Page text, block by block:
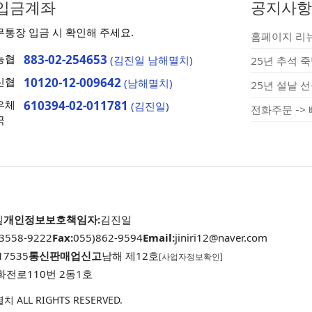
금계좌
통장 입금 시 확인해 주세요.
협
883-02-254653 (김진일 남해멸치)
협
10120-12-009642 (남해멸치)
체
610394-02-011781 (김진일)
공지사항
홈페이지 리
25년 추석
전화주문 ->
개인정보보호책임자:김진일
9222Fax:055)862-9594Email:jiniri12@naver.com
통신판매업신고남해 제12호[사업자정보확인]
전로110번 2동1호
ALL RIGHTS RESERVED.